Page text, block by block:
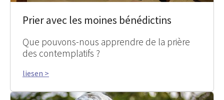
Prier avec les moines bénédictins
Que pouvons-nous apprendre de la prière
des contemplatifs ?
liesen >